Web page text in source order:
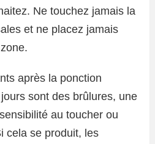
Ne touchez jamais la
et ne placez jamais
après la ponction
sont des brûlures, une
au toucher ou
cela se produit, les